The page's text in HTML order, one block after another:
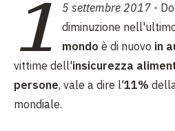
1 5 settembre 2017 -
diminuzione
mondo è di nuovo in
vittime dell'insicurezza
persone, vale a dire l'11%
mondiale.